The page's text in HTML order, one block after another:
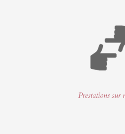
Prestations sur